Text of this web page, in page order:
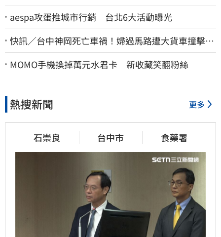
aespa攻蛋推城市行銷 台北6大活動曝光
快訊／台中神岡死亡車禍！婦過馬路遭大貨車撞擊…
下半身輾碎慘死路口
MOMO手機換掉萬元水君卡 新收藏笑翻粉絲
熱搜新聞 更多
石崇良 台中市 食藥署